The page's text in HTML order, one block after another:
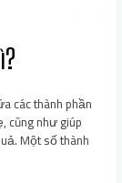
các thành phần
cũng như giúp
Một số thành